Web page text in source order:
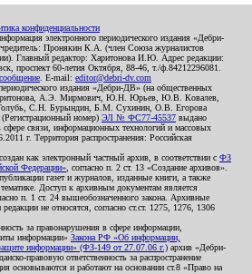
конфиденциальности
электронного периодического издания «Дебри-
Пронякин К.А. (член Союза журналистов
Главный редактор: Харитонова И.Ю. Адрес редакции:
проспект 60-летия Октября, 88-46, т./ф.84212296081.
. E-mail: editor@debri-dv.com
издания «Дебри-ДВ» (на общественных
А.Э. Мирмович, Ю.Н. Юрьев, Ю.В. Ковалев,
С.Н. Бурындин, Б.М. Сухинин, О.В. Егорова
номер) ЭЛ № ФС77-45537 выдано
связи, информационных технологий и массовых
г. Территория распространения: Российская
как электронный частный архив, в соответствии с ФЗ
Федерации» , согласно п. 2 ст. 13 «Создание архивов».
газет и журналов, изданные книги, а также
Доступ к архивным документам является
п. 1 ст. 24 вышеобозначенного закона. Архивные
не относятся, согласно ст.ст. 1275, 1276, 1306
за правонарушения в сфере информации,
информации» Закона РФ «Об информации,
информации» (ФЗ-149 от 27.07.06 г.) архив «Дебри-
правовую ответственность за распространение
основываются и работают на основании ст.8 «Право на